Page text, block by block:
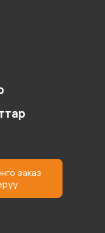
заказ